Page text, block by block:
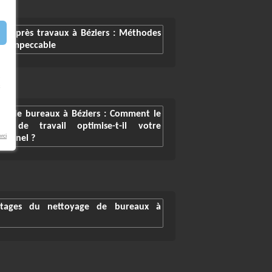
après travaux à Béziers : Méthodes
impeccable
de bureaux à Béziers : Comment le
de travail optimise-t-il votre
?
du nettoyage de bureaux à